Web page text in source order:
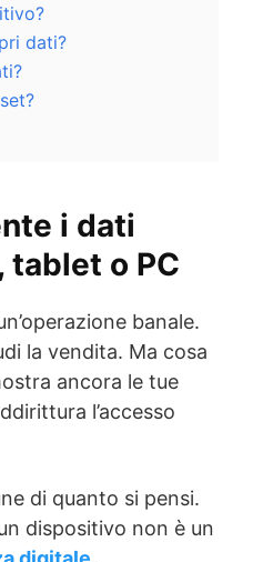
dati?
i dati
o PC
banale.
la vendita. Ma cosa
ancora le tue
l’accesso
di quanto si pensi.
dispositivo non è un